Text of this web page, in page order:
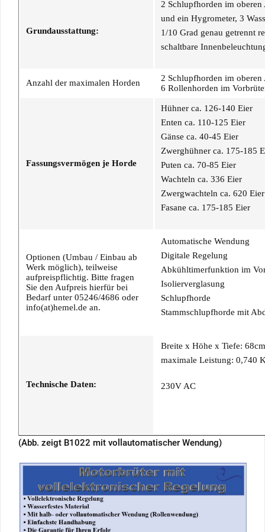
Grundausstattung:
2 Schlupfhorden im
und ein Hygrometer, 3
1/10 Grad genau getrennt
schaltbare
Anzahl der maximalen Horden
2 Schlupfhorden im oberen
6 Rollenhorden im
Fassungsvermögen je Horde
Hühner ca. 126-140 Eier
Enten ca. 110-125 Eier
Gänse ca. 40-45 Eier
Zwerghühner ca. 175-185
Puten ca. 70-85 Eier
Wachteln ca. 336 Eier
Zwergwachteln ca. 620 Eier
Fasane ca. 175-185 Eier
Optionen (Umbau / Einbau ab
Werk möglich), teilweise
aufpreispflichtig. Bitte fragen
Sie den Aufpreis hierfür bei
Bedarf unter 05246/4686 oder
info(at)hemel.de an.
Automatische Wendung
Digitale Regelung
Abkühltimerfunktion im
Isolierverglasung
Schlupfhorde
Stammschlupfhorde mit
Technische Daten:
Breite x Höhe x Tiefe:
maximale Leistung: 0,740
230V AC
(Abb. zeigt B1022 mit vollautomatischer Wendung)